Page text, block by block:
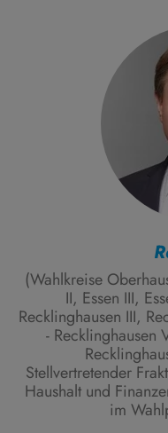
(Wahlkreise
II, Essen III,
Recklinghausen III,
- Recklinghausen
Stellvertretender
Haushalt und
im